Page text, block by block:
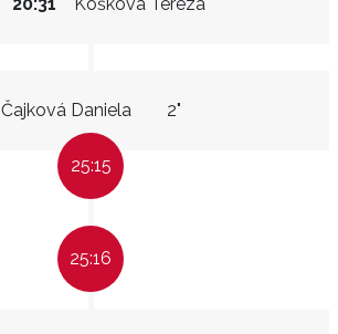
Čajková Daniela 2"
25:15
25:16